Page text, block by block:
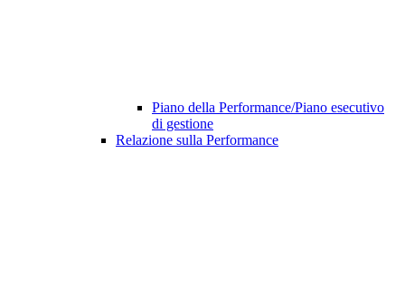
Piano della Performance/Piano esecutivo
di gestione
Relazione sulla Performance